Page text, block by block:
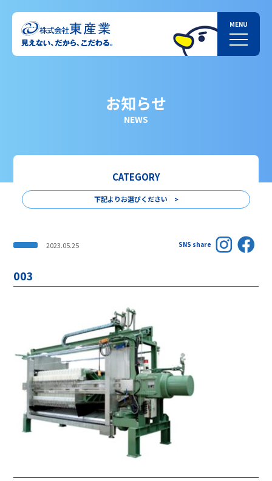
お知らせ
NEWS
CATEGORY
下記よりお選びください >
2023.05.25 SNS share
003